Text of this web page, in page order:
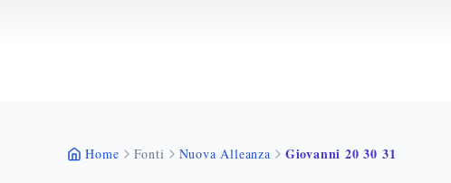
Home Fonti Nuova Alleanza Giovanni 20 30 31